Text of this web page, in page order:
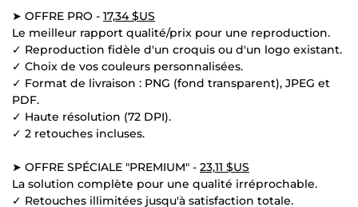
➤ OFFRE PRO - 17,34 $US
Le meilleur rapport qualité/prix pour une reproduction.
✓ Reproduction fidèle d'un croquis ou d'un logo existant.
✓ Choix de vos couleurs personnalisées.
✓ Format de livraison : PNG (fond transparent), JPEG et
PDF.
✓ Haute résolution (72 DPI).
✓ 2 retouches incluses.
➤ OFFRE SPÉCIALE "PREMIUM" - 23,11 $US
La solution complète pour une qualité irréprochable.
✓ Retouches illimitées jusqu'à satisfaction totale.